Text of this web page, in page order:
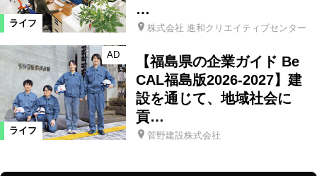
ライフ
…
株式会社 進和クリエイティブセンター
ライフ
AD
【福島県の企業ガイド Be
CAL福島版2026-2027】建
設を通じて、地域社会に
貢…
菅野建設株式会社